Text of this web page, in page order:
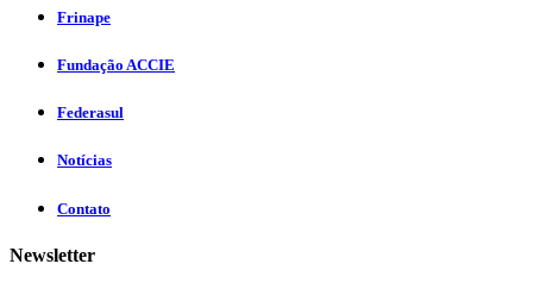
Frinape
Fundação ACCIE
Federasul
Notícias
Contato
Newsletter